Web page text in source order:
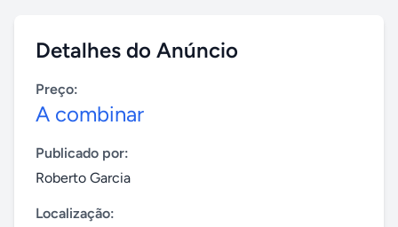
Detalhes do Anúncio
Preço:
A combinar
Publicado por:
Roberto Garcia
Localização: